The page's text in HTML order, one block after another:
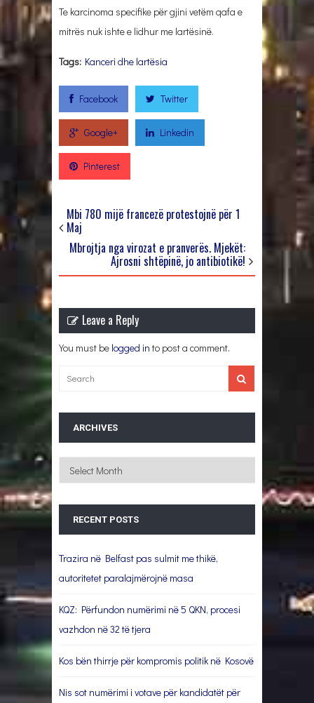
Te karcinoma specifike për gjini vetëm qafa e
mitrës nuk ishte e lidhur me lartësinë.
Tags: Kanceri dhe lartësia
Facebook Twitter
Google+ Linkedin
Pinterest
Mbi 780 mijë francezë protestojnë për 1
Maj
Mbrojtja nga virozat e pranverës. Mjekët:
Ajrosni shtëpinë, jo antibiotikë!
Leave a Reply
You must be logged in to post a comment.
ARCHIVES
Archives
RECENT POSTS
Trazira në Belfast pas sulmit me thikë,
autoritetet paralajmërojnë masa
KQZ: Përfundon numërimi në 5 QKN, procesi
vazhdon në 32 të tjera
Kos bën thirrje për kompromis politik në Kosovë
Nis sot numërimi i votave për kandidatët për